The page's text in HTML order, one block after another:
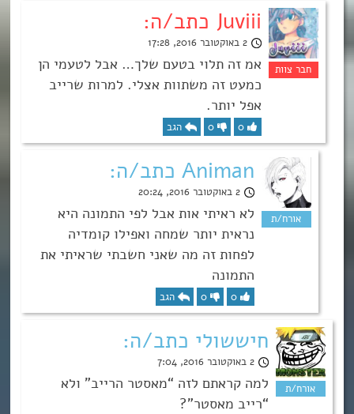
Juviii כתב/ה:
2 באוקטובר 2016, 17:28
אמ זה תלוי בטעם שלך… אבל לטעמי הן
כמעט זה משתוות אצלי. למרות שרייב
אפל יותר.
0
0 הגב
Animan כתב/ה:
2 באוקטובר 2016, 20:24
לא ראיתי אות אבל לפי התמונה היא
נראית יותר שמחה ואפילו קומדיה
לפחות זה מה שאני חשבתי שראיתי את
התמונה
0
0 הגב
חיששולי כתב/ה:
2 באוקטובר 2016, 7:04
למה קראתם לזה “מאסטר הרייב” ולא
“רייב מאסטר”?